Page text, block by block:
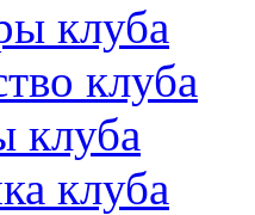
клуба
клуба
клуба
клуба